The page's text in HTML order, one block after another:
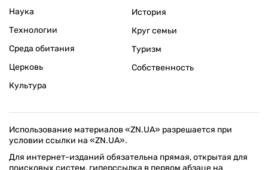
Наука
Технологии
Среда обитания
Церковь
Культура
История
Круг семьи
Туризм
Собственность
Использование материалов «ZN.UA» разрешается при
условии ссылки на «ZN.UA».
Для интернет-изданий обязательна прямая, открытая для
поисковых систем, гиперссылка в первом абзаце на